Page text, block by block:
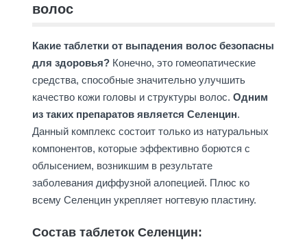
волос
Какие таблетки от выпадения волос безопасны
для здоровья?Конечно, это гомеопатические
средства, способные значительно улучшить
качество кожи головы и структуры волос. Одним
из таких препаратов является Селенцин.
Данный комплекс состоит только из натуральных
компонентов, которые эффективно борются с
облысением, возникшим в результате
заболевания диффузной алопецией. Плюс ко
всему Селенцин укрепляет ногтевую пластину.
Состав таблеток Селенцин: